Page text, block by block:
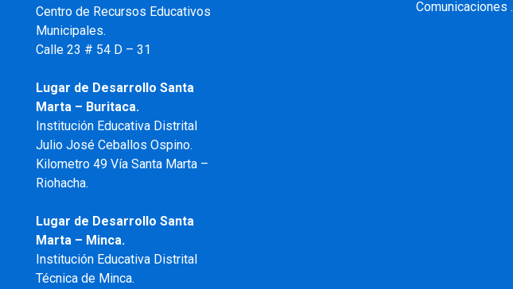
Centro de Recursos Educativos
Municipales.
Calle 23 # 54 D – 31
Lugar de Desarrollo Santa
Marta – Buritaca.
Institución Educativa Distrital
Julio José Ceballos Ospino.
Kilometro 49 Vía Santa Marta –
Riohacha.
Lugar de Desarrollo Santa
Marta – Minca.
Institución Educativa Distrital
Técnica de Minca.
Comunicaciones .